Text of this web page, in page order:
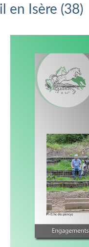
en Isère (38)